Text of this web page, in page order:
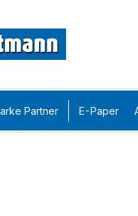
Partner E-Paper